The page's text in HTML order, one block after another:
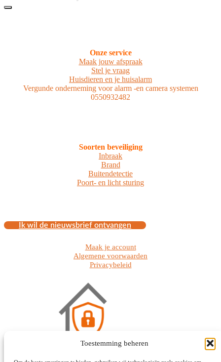
Toestemming beheren
Onze service
Maak jouw afspraak
Stel je vraag
Huisdieren en je huisalarm
Vergunde onderneming voor alarm -en camera systemen
0550932482
Soorten beveiliging
Inbraak
Brand
Buitendetectie
Poort- en licht sturing
Ik wil de nieuwsbrief ontvangen
Maak je account
Algemene voorwaarden
Privacybeleid